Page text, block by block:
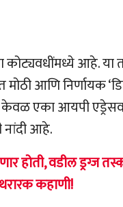
आहे. या
आणि निर्णायक
केवळ एका आयपी
नांदी आहे.
होती, वडील ड्रग्ज
थरारक कहाणी!